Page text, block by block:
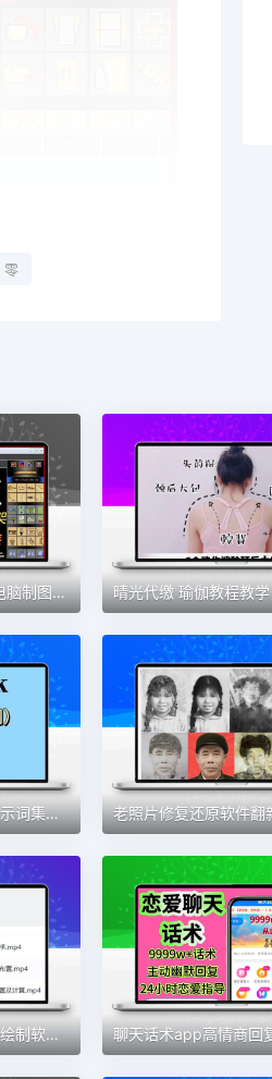
零
零基础ET服装CAD软件电脑制图工业打版排教程 晴光代缴 瑜伽教程教学
deepseek 智能AI指令提示词集合豆包Kimi平台通用自媒体文案教程
007施工现场平面布置图绘制软件专业投标施工组织设计施工平面图